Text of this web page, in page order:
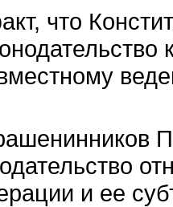
что
и ее